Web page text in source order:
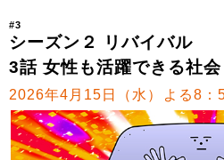
#3
シーズン２ リバイバル
3話 女性も活躍できる社会
2026年4月15日（水）よる8：